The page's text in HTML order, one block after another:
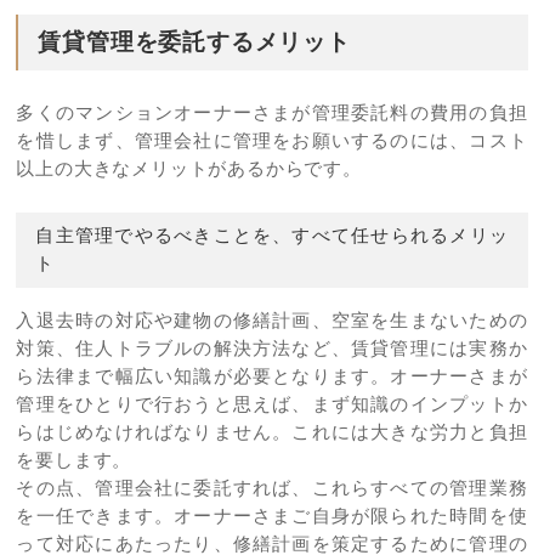
賃貸管理を委託するメリット
多くのマンションオーナーさまが管理委託料の費用の負担
を惜しまず、管理会社に管理をお願いするのには、コスト
以上の大きなメリットがあるからです。
自主管理でやるべきことを、すべて任せられるメリッ
ト
入退去時の対応や建物の修繕計画、空室を生まないための
対策、住人トラブルの解決方法など、賃貸管理には実務か
ら法律まで幅広い知識が必要となります。オーナーさまが
管理をひとりで行おうと思えば、まず知識のインプットか
らはじめなければなりません。これには大きな労力と負担
を要します。
その点、管理会社に委託すれば、これらすべての管理業務
を一任できます。オーナーさまご自身が限られた時間を使
って対応にあたったり、修繕計画を策定するために管理の